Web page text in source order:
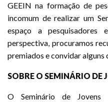
GEEIN na formação de
incomum de realizar um
espaço a pesquisadores
perspectiva, procuramos
premiados e convidar alguns
SOBRE O SEMINÁRIO DE
O Seminário de Jovens